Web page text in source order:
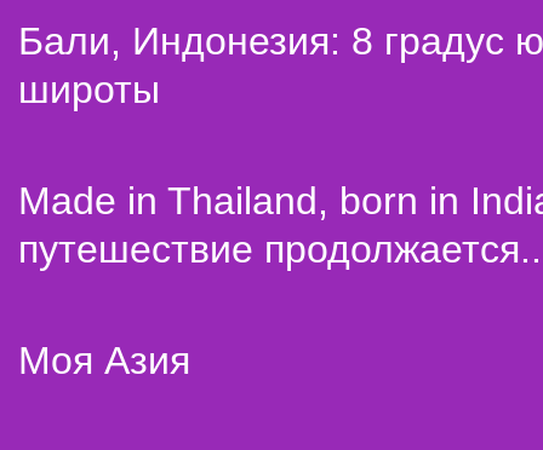
Бали, Индонезия: 8 градус
широты
Made in Thailand, born in
путешествие
Моя Азия